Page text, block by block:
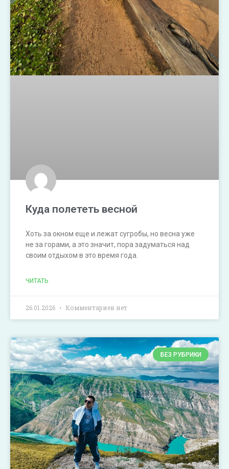
Куда полететь весной
Хоть за окном еще и лежат сугробы, но весна уже
не за горами, а это значит, пора задуматься над
своим отдыхом в это время года.
ЧИТАТЬ
26.01.2026 Комментариев нет
БЕЗ РУБРИКИ